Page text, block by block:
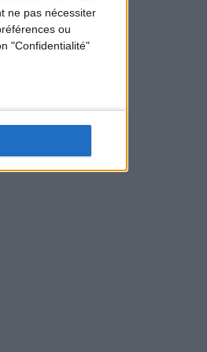
ne pas nécessiter
ou
"Confidentialité"